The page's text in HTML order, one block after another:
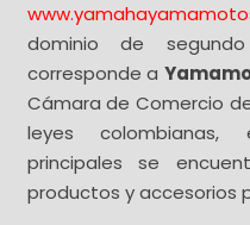
dominio de
corresponde a
Cámara de Comercio
leyes colombianas,
principales se
productos y accesorios